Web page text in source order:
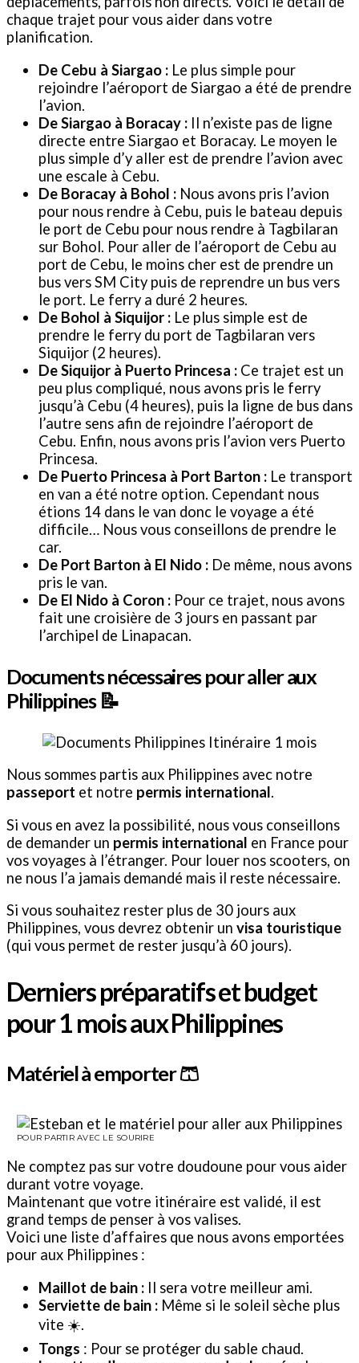
chaque trajet pour vous aider dans votre
planification.
De Cebu à Siargao : Le plus simple pour
rejoindre l’aéroport de Siargao a été de prendre
l’avion.
De Siargao à Boracay : Il n’existe pas de ligne
directe entre Siargao et Boracay. Le moyen le
plus simple d’y aller est de prendre l’avion avec
une escale à Cebu.
De Boracay à Bohol : Nous avons pris l’avion
pour nous rendre à Cebu, puis le bateau depuis
le port de Cebu pour nous rendre à Tagbilaran
sur Bohol. Pour aller de l’aéroport de Cebu au
port de Cebu, le moins cher est de prendre un
bus vers SM City puis de reprendre un bus vers
le port. Le ferry a duré 2 heures.
De Bohol à Siquijor : Le plus simple est de
prendre le ferry du port de Tagbilaran vers
Siquijor (2 heures).
De Siquijor à Puerto Princesa : Ce trajet est un
peu plus compliqué, nous avons pris le ferry
jusqu’à Cebu (4 heures), puis la ligne de bus dans
l’autre sens afin de rejoindre l’aéroport de
Cebu. Enfin, nous avons pris l’avion vers Puerto
Princesa.
De Puerto Princesa à Port Barton : Le transport
en van a été notre option. Cependant nous
étions 14 dans le van donc le voyage a été
difficile… Nous vous conseillons de prendre le
car.
De Port Barton à El Nido : De même, nous avons
pris le van.
De El Nido à Coron : Pour ce trajet, nous avons
fait une croisière de 3 jours en passant par
l’archipel de Linapacan.
Documents nécessaires pour aller aux
Philippines 📝
Nous sommes partis aux Philippines avec notre
passeport et notre permis international.
Si vous en avez la possibilité, nous vous conseillons
de demander un permis international en France pour
vos voyages à l’étranger. Pour louer nos scooters, on
ne nous l’a jamais demandé mais il reste nécessaire.
Si vous souhaitez rester plus de 30 jours aux
Philippines, vous devrez obtenir un visa touristique
(qui vous permet de rester jusqu’à 60 jours).
Derniers préparatifs et budget
pour 1 mois aux Philippines
Matériel à emporter 🩳
POUR PARTIR AVEC LE SOURIRE
Ne comptez pas sur votre doudoune pour vous aider
durant votre voyage.
Maintenant que votre itinéraire est validé, il est
grand temps de penser à vos valises.
Voici une liste d’affaires que nous avons emportées
pour aux Philippines :
Maillot de bain : Il sera votre meilleur ami.
Serviette de bain : Même si le soleil sèche plus
vite ☀️.
Tongs : Pour se protéger du sable chaud.